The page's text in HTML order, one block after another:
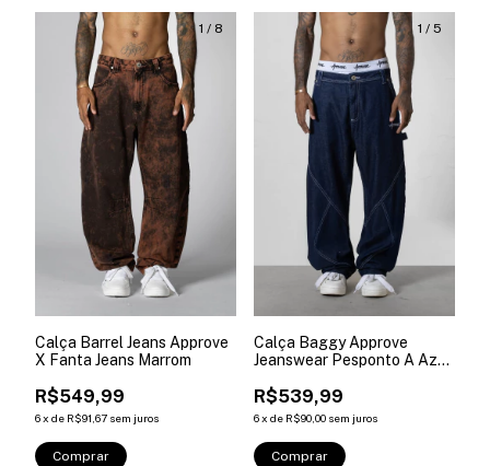
1 / 8
Calça Barrel Jeans Approve
X Fanta Jeans Marrom
R$549,99
6x de R$91,67 sem juros
Comprar
1 / 5
Calça Baggy Approve
Jeanswear Pesponto A Azul
R$539,99
6x de R$90,00 sem juros
Comprar